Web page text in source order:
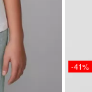
-41%